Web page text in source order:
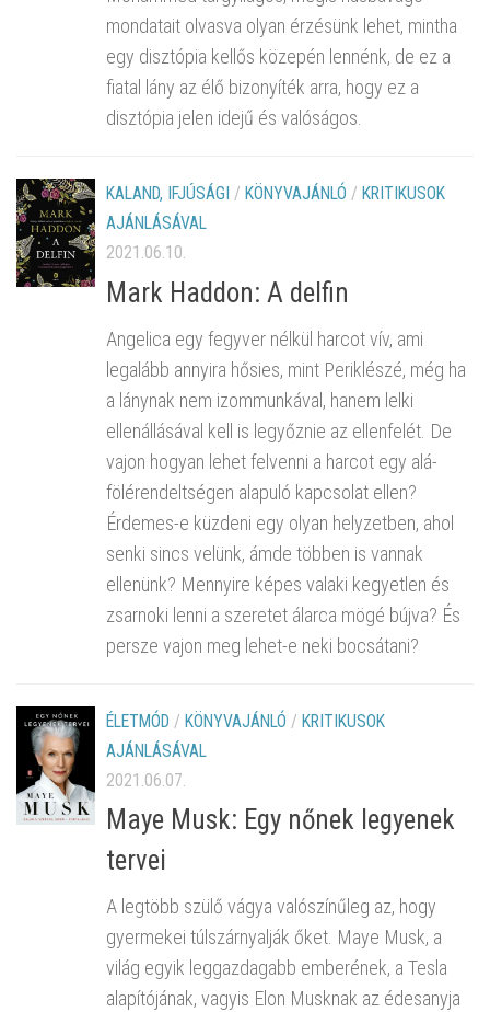
mondatait olvasva olyan érzésünk lehet, mintha
egy disztópia kellős közepén lennénk, de ez a
fiatal lány az élő bizonyíték arra, hogy ez a
disztópia jelen idejű és valóságos.
KALAND, IFJÚSÁGI / KÖNYVAJÁNLÓ / KRITIKUSOK
AJÁNLÁSÁVAL
2021.06.10.
Mark Haddon: A delfin
Angelica egy fegyver nélkül harcot vív, ami
legalább annyira hősies, mint Periklészé, még ha
a lánynak nem izommunkával, hanem lelki
ellenállásával kell is legyőznie az ellenfelét. De
vajon hogyan lehet felvenni a harcot egy alá-
fölérendeltségen alapuló kapcsolat ellen?
Érdemes-e küzdeni egy olyan helyzetben, ahol
senki sincs velünk, ámde többen is vannak
ellenünk? Mennyire képes valaki kegyetlen és
zsarnoki lenni a szeretet álarca mögé bújva? És
persze vajon meg lehet-e neki bocsátani?
ÉLETMÓD / KÖNYVAJÁNLÓ / KRITIKUSOK
AJÁNLÁSÁVAL
2021.06.07.
Maye Musk: Egy nőnek legyenek
tervei
A legtöbb szülő vágya valószínűleg az, hogy
gyermekei túlszárnyalják őket. Maye Musk, a
világ egyik leggazdagabb emberének, a Tesla
alapítójának, vagyis Elon Musknak az édesanyja